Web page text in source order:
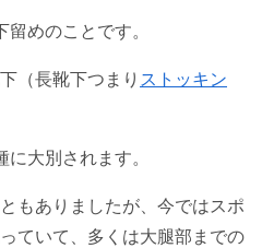
めのことです。
（長靴下つまり ストッキン
大別されます。
もありましたが、今ではスポ
ていて、多くは大腿部までの